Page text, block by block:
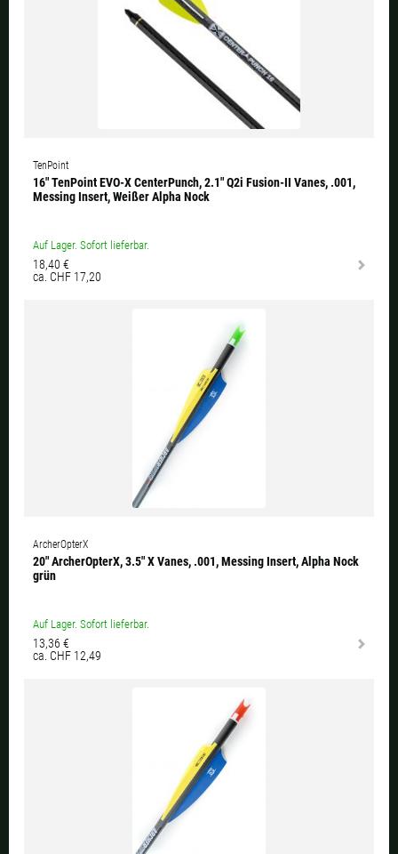
TenPoint
16″ TenPoint EVO-X CenterPunch, 2.1″ Q2i Fusion-II Vanes, .001,
Messing Insert, Weißer Alpha Nock
Auf Lager. Sofort lieferbar.
18,40 €
ca. CHF 17,20
ArcherOpterX
20" ArcherOpterX, 3.5" X Vanes, .001, Messing Insert, Alpha Nock
grün
Auf Lager. Sofort lieferbar.
13,36 €
ca. CHF 12,49